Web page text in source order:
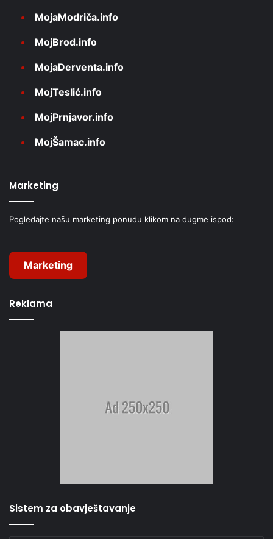
MojaModriča.info
MojBrod.info
MojaDerventa.info
MojTeslić.info
MojPrnjavor.info
MojŠamac.info
Marketing
Pogledajte našu marketing ponudu klikom na dugme ispod:
Marketing
Reklama
Sistem za obavještavanje